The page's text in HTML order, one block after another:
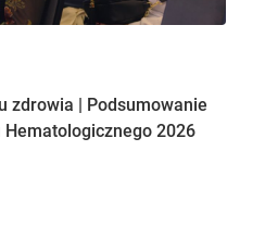
zdrowia | Podsumowanie
2026